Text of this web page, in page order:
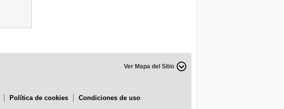
Ver Mapa del Sitio
Política de cookies Condiciones de uso